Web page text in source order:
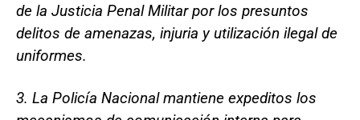
de la Justicia Penal Militar por los presuntos
delitos de amenazas, injuria y utilización ilegal de
uniformes.
3. La Policía Nacional mantiene expeditos los